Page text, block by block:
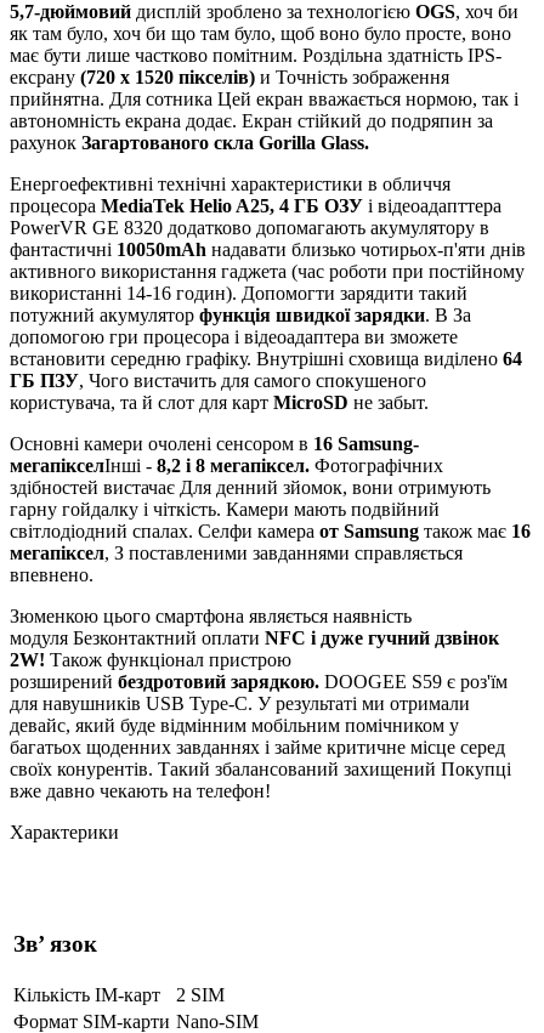
5,7-дюймовий дисплій зроблено за технологією OGS, хоч би
як там було, хоч би що там було, щоб воно було просте, воно
має бути лише частково помітним. Роздільна здатність IPS-
ексрану (720 x 1520 пікселів) и Точність зображення
прийнятна. Для сотника Цей екран вважається нормою, так і
автономність екрана додає. Екран стійкий до подряпин за
рахунок Загартованого скла Gorilla Glass.
Енергоефективні технічні характеристики в обличчя
процесора MediaTek Helio A25, 4 ГБ ОЗУ і відеоадапттера
PowerVR GE 8320 додатково допомагають акумулятору в
фантастичні 10050mAh надавати близько чотирьох-п'яти днів
активного використання гаджета (час роботи при постійному
використанні 14-16 годин). Допомогти зарядити такий
потужний акумулятор функція швидкої зарядки. В За
допомогою гри процесора і відеоадаптера ви зможете
встановити середню графіку. Внутрішні сховища виділено 64
ГБ ПЗУ, Чого вистачить для самого спокушеного
користувача, та й слот для карт MicroSD не забыт.
Основні камери очолені сенсором в 16 Samsung-
мегапікселІнші - 8,2 і 8 мегапіксел. Фотографічних
здібностей вистачає Для денний зйомок, вони отримують
гарну гойдалку і чіткість. Камери мають подвійний
світлодіодний спалах. Селфи камера от Samsung також має 16
мегапіксел, З поставленими завданнями справляється
впевнено.
Зюменкою цього смартфона являється наявність
модуля Безконтактний оплати NFC і дуже гучний дзвінок
2W! Також функціонал пристрою
розширений бездротовий зарядкою. DOOGEE S59 є роз'їм
для навушників USB Type-C. У результаті ми отримали
девайс, який буде відмінним мобільним помічником у
багатьох щоденних завданнях і займе критичне місце серед
своїх конурентів. Такий збалансований захищений Покупці
вже давно чекають на телефон!
Характерики
Зв’ язок
Кількість IM-карт
2 SIM
Формат SIM-карти Nano-SIM